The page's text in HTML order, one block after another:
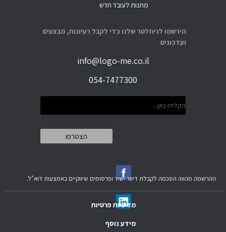
מתנות לעובד חדש
הירשמו לניוזלטר שלנו כדי לקבל רעיונות, מבצעים
ועדכונים
info@logo-me.co.il
054-7477300
מדיניות פרטיות
מידע נוסף
ההרשמה מהווה הסכמה לקבלת דיוור ישיר ופרסומים שיווקיים באמצעות דוא"ל.